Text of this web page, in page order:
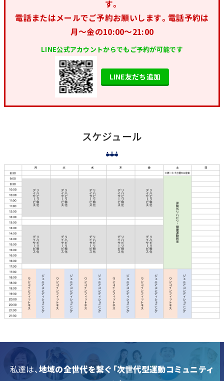
す。
電話またはメールでご予約お願いします。電話予約は
月〜金の10:00〜21:00
LINE公式アカウントからでもご予約が可能です
LINE友だち追加
スケジュール
私達は、地域の全世代を繋ぐ「次世代型運動コミュニティ